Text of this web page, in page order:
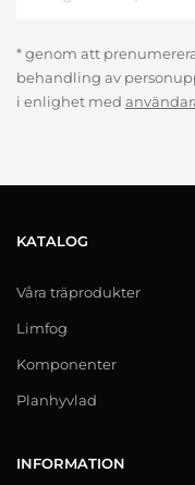
* genom att
behandling av
i enlighet med
KATALOG
Våra träprodukter
Limfog
Komponenter
Planhyvlad
INFORMATION